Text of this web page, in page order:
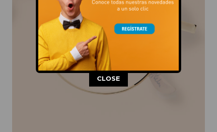
This popup will close in: 11
CLOSE